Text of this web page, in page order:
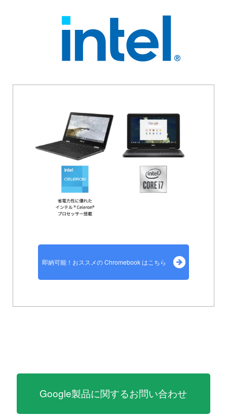
即納可能！おススメの Chromebook はこちら
Google製品に関するお問い合わせ